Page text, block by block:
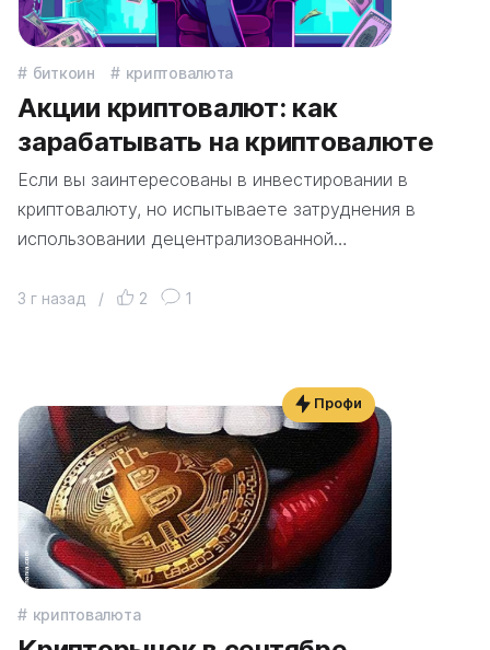
биткоин криптовалюта
Акции криптовалют: как
зарабатывать на криптовалюте
Если вы заинтересованы в инвестировании в
криптовалюту, но испытываете затруднения в
использовании децентрализованной…
3 г назад / 2 1
криптовалюта
Профи